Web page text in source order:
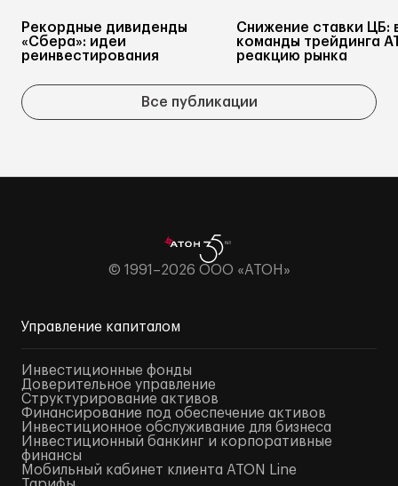
Рекордные дивиденды
«Сбера»: идеи
реинвестирования
Снижение ставки ЦБ:
команды трейдинга
реакцию рынка
Все публикации
© 1991–2026 ООО «АТОН»
Управление капиталом
Инвестиционные фонды
Доверительное управление
Структурирование активов
Финансирование под обеспечение активов
Инвестиционное обслуживание для бизнеса
Инвестиционный банкинг и корпоративные
финансы
Мобильный кабинет клиента ATON Line